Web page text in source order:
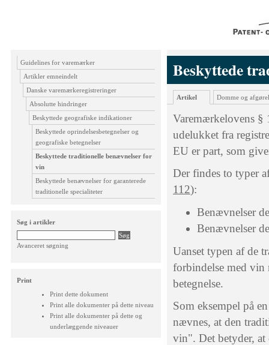
Guidelines for varemærker
Artikler emneindelt
Danske varemærkeregistreringer
Absolutte hindringer
Beskyttede geografiske indikationer
Beskyttede oprindelsesbetegnelser og
geografiske betegnelser
Beskyttede traditionelle benævnelser for
vin
Beskyttede benævnelser for garanterede
traditionelle specialiteter
Søg i artikler
Avanceret søgning
Print
Print dette dokument
Print alle dokumenter på dette niveau
Print alle dokumenter på dette og
underlæggende niveauer
Beskyttede
Artikel Domme og
Varemærkelovens §
udelukket fra
EU er part, som
Der findes to typer
112):
Benævnelser
Benævnelser
Uanset typen af de
forbindelse med vin
betegnelse.
Som eksempel på
nævnes, at den
vin". Det betyder, at